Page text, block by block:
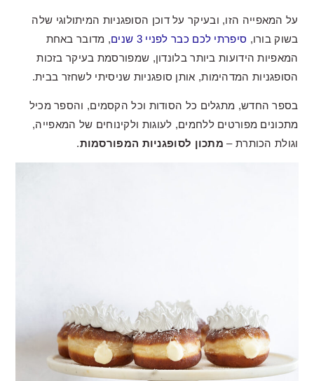
על המאפייה הזו, ובעיקר על דוכן הסופגניות המיתולוגי שלה
בשוק בורו, סיפרתי לכם כבר לפניי 3 שנים
, מדובר באחת
המאפיות הידועות ביותר בלונדון, שמפורסמת בעיקר בזכות
הסופגניות המדהימות, אותן סופגניות שניסיתי לשחזר בבית.
בספר החדש, מתגלים כל הסודות וכל הקסמים, והספר מכיל
מתכונים מפורטים ללחמים, לעוגות ולקינוחים של המאפייה,
וגולת הכותרת – מתכון לסופגניות המפורסמות.